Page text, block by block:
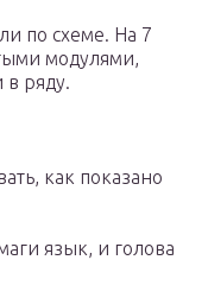
по схеме. На 7
модулями,
в ряду.
как показано
язык, и голова